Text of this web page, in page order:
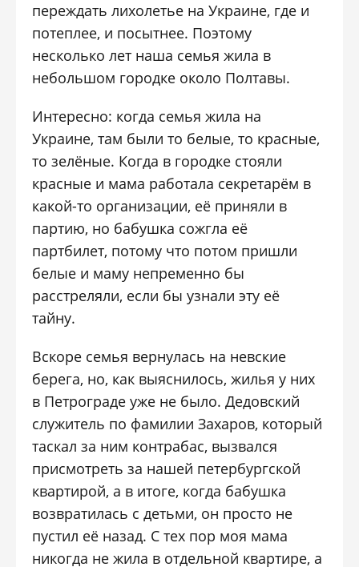
переждать лихолетье на Украине, где и
потеплее, и посытнее. Поэтому
несколько лет наша семья жила в
небольшом городке около Полтавы.
Интересно: когда семья жила на
Украине, там были то белые, то красные,
то зелёные. Когда в городке стояли
красные и мама работала секретарём в
какой-то организации, её приняли в
партию, но бабушка сожгла её
партбилет, потому что потом пришли
белые и маму непременно бы
расстреляли, если бы узнали эту её
тайну.
Вскоре семья вернулась на невские
берега, но, как выяснилось, жилья у них
в Петрограде уже не было. Дедовский
служитель по фамилии Захаров, который
таскал за ним контрабас, вызвался
присмотреть за нашей петербургской
квартирой, а в итоге, когда бабушка
возвратилась с детьми, он просто не
пустил её назад. С тех пор моя мама
никогда не жила в отдельной квартире, а